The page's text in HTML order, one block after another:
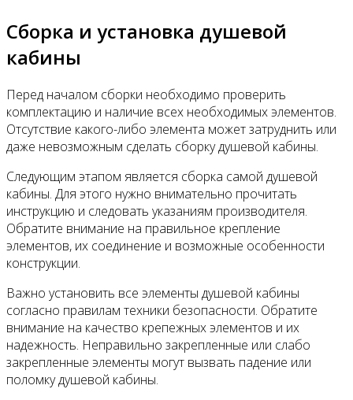
Сборка и установка душевой
кабины
Перед началом сборки необходимо проверить
комплектацию и наличие всех необходимых элементов.
Отсутствие какого-либо элемента может затруднить или
даже невозможным сделать сборку душевой кабины.
Следующим этапом является сборка самой душевой
кабины. Для этого нужно внимательно прочитать
инструкцию и следовать указаниям производителя.
Обратите внимание на правильное крепление
элементов, их соединение и возможные особенности
конструкции.
Важно установить все элементы душевой кабины
согласно правилам техники безопасности. Обратите
внимание на качество крепежных элементов и их
надежность. Неправильно закрепленные или слабо
закрепленные элементы могут вызвать падение или
поломку душевой кабины.